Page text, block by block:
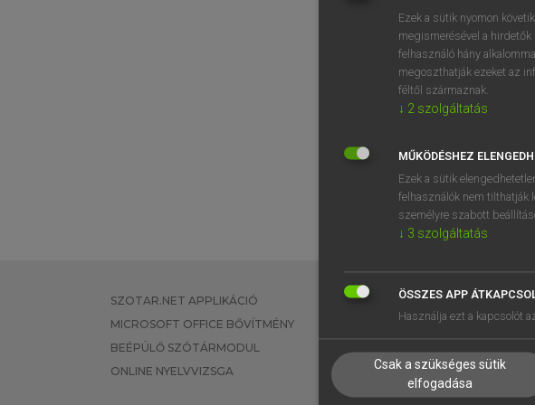
BELÉPÉS
SZOTAR.NET APPLIKÁCIÓ
MICROSOFT OFFICE BŐVÍTMÉNY
BEÉPÜLŐ SZÓTÁRMODUL
ONLINE NYELVVIZSGA
EGYÉNI FELHASZNÁLÓKNAK
TANULÓKNAK
VÁLLALATI MEGOLDÁSOK
Ezek a sütik nyomon
megismerésével a hirdetők
felhasználó hány
megoszthatják ezeket az
féltől származnak.
↓ 2 szolgáltatás
MŰKÖDÉSHEZ
Ezek a sütik
felhasználók nem tilthatják
személyre szabott
↓ 3 szolgáltatás
ÖSSZES APP
Használja ezt a kapcsolót
Csak a szükséges sütik
elfogadása